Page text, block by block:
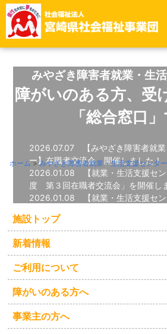
みやざき障害者就業・生
障がいのある方、受
「総合窓口
2026.07.07
【みやざき障害者就
ー】在職者交流会 開催しました！
2026.01.08
【就業・生活支援セ
度 第３回在職者交流会」を開催し
2026.01.08
【就業・生活支援セ
2025.10.21
されました
度 第２回 就労担当者会議」を開催し
ホーム>みやざき障害者就業・生活支援センター
施設トップ
新着情報
ご利用について
障がいのある方へ
事業主の方へ